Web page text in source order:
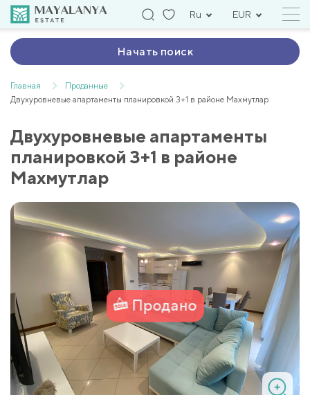
Ru EUR
Начать поиск
Главная
Проданные
Двухуровневые апартаменты планировкой 3+1 в районе Махмутлар
Двухуровневые апартаменты
планировкой 3+1 в районе
Махмутлар
Продано